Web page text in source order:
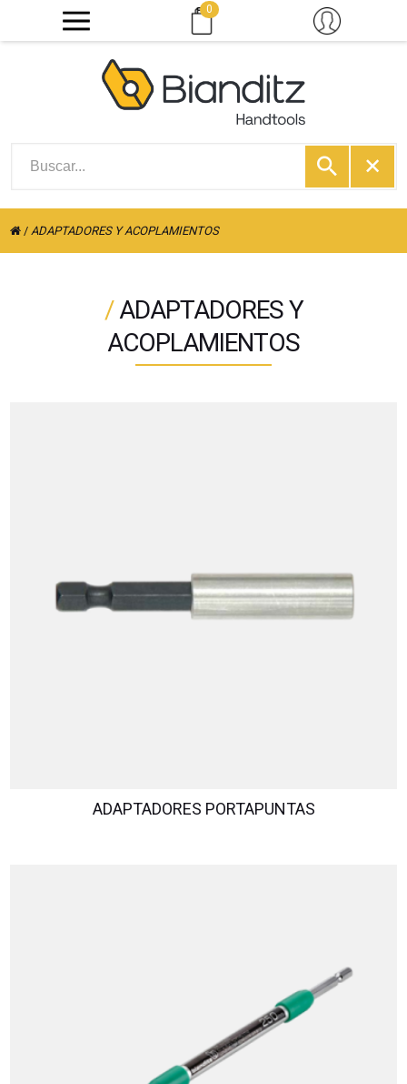
0
/ ADAPTADORES Y ACOPLAMIENTOS
/ADAPTADORES Y
ACOPLAMIENTOS
ADAPTADORES PORTAPUNTAS